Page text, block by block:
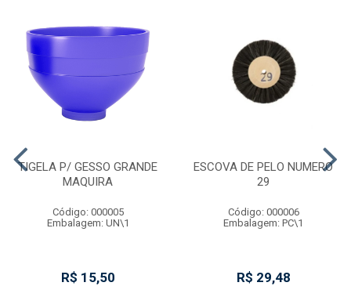
TIGELA P/ GESSO GRANDE
MAQUIRA
Código: 000005
Embalagem: UN\1
R$ 15,50
ESCOVA DE PELO NUMERO
29
Código: 000006
Embalagem: PC\1
R$ 29,48